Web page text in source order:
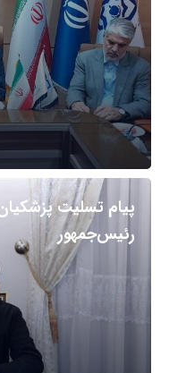
پیام تسلیت
رئیس‌جمهور